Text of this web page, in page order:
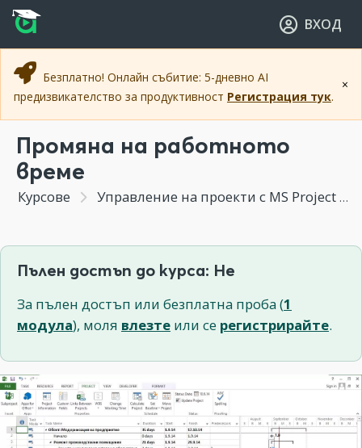
Прескочи към основното съдържание
Прескочи към навигацията
ВХОД
×
Безплатно! Онлайн събитие: 5-дневно AI
предизвикателство за продуктивност Регистрация тук.
Промяна на работното
време
Курсове Управление на проекти с MS Project
Пълен достъп до курса: Не
За пълен достъп или безплатна проба (1
модула), моля влезте или се регистрирайте.